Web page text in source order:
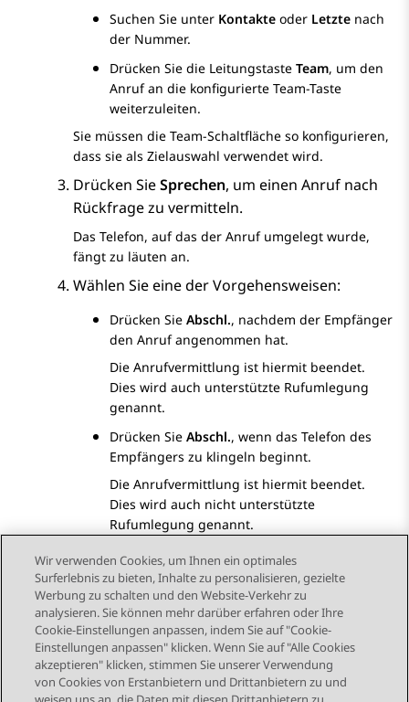
Suchen Sie unter Kontakte oder Letzte nach
der Nummer.
Drücken Sie die Leitungstaste Team, um den
Anruf an die konfigurierte Team-Taste
weiterzuleiten.
Sie müssen die Team-Schaltfläche so konfigurieren,
dass sie als Zielauswahl verwendet wird.
Drücken SieSprechen, um einen Anruf nach
Rückfrage zu vermitteln.
Das Telefon, auf das der Anruf umgelegt wurde,
fängt zu läuten an.
Wählen Sie eine der Vorgehensweisen:
Drücken Sie Abschl., nachdem der Empfänger
den Anruf angenommen hat.
Die Anrufvermittlung ist hiermit beendet.
Dies wird auch unterstützte Rufumlegung
genannt.
Drücken Sie Abschl., wenn das Telefon des
Empfängers zu klingeln beginnt.
Die Anrufvermittlung ist hiermit beendet.
Dies wird auch nicht unterstützte
Rufumlegung genannt.
Send Feedback
Wir verwenden Cookies, um Ihnen ein optimales
Surferlebnis zu bieten, Inhalte zu personalisieren, gezielte
Werbung zu schalten und den Website-Verkehr zu
analysieren. Sie können mehr darüber erfahren oder Ihre
Cookie-Einstellungen anpassen, indem Sie auf "Cookie-
Einstellungen anpassen" klicken. Wenn Sie auf "Alle Cookies
akzeptieren" klicken, stimmen Sie unserer Verwendung
von Cookies von Erstanbietern und Drittanbietern zu und